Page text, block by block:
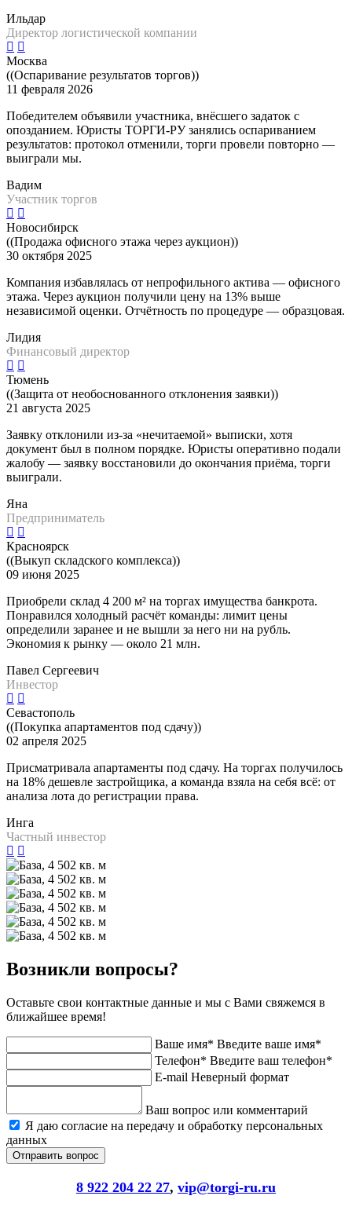
Ильдар
Директор логистической компании
Москва
((Оспаривание результатов торгов))
11 февраля 2026
Победителем объявили участника, внёсшего задаток с
опозданием. Юристы ТОРГИ-РУ занялись оспариванием
результатов: протокол отменили, торги провели повторно —
выиграли мы.
Вадим
Участник торгов
Новосибирск
((Продажа офисного этажа через аукцион))
30 октября 2025
Компания избавлялась от непрофильного актива — офисного
этажа. Через аукцион получили цену на 13% выше
независимой оценки. Отчётность по процедуре — образцовая.
Лидия
Финансовый директор
Тюмень
((Защита от необоснованного отклонения заявки))
21 августа 2025
Заявку отклонили из-за «нечитаемой» выписки, хотя
документ был в полном порядке. Юристы оперативно подали
жалобу — заявку восстановили до окончания приёма, торги
выиграли.
Яна
Предприниматель
Красноярск
((Выкуп складского комплекса))
09 июня 2025
Приобрели склад 4 200 м² на торгах имущества банкрота.
Понравился холодный расчёт команды: лимит цены
определили заранее и не вышли за него ни на рубль.
Экономия к рынку — около 21 млн.
Павел Сергеевич
Инвестор
Севастополь
((Покупка апартаментов под сдачу))
02 апреля 2025
Присматривала апартаменты под сдачу. На торгах получилось
на 18% дешевле застройщика, а команда взяла на себя всё: от
анализа лота до регистрации права.
Инга
Частный инвестор
Возникли вопросы?
Оставьте свои контактные данные и мы с Вами свяжемся в
ближайшее время!
Ваше имя* Введите ваше имя*
Телефон* Введите ваш телефон*
E-mail Неверный формат
Ваш вопрос или комментарий
Я даю согласие на передачу и обработку персональных
данных
8 922 204 22 27, vip@torgi-ru.ru